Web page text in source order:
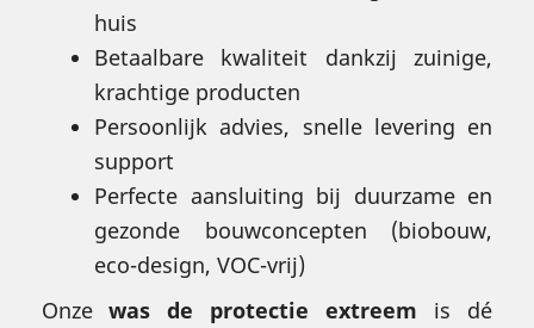
huis
Betaalbare kwaliteit dankzij zuinige,
krachtige producten
Persoonlijk advies, snelle levering en
support
Perfecte aansluiting bij duurzame en
gezonde bouwconcepten (biobouw,
eco-design, VOC-vrij)
Onze was de protectie extreem is dé